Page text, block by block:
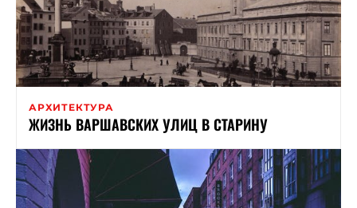
АРХИТЕКТУРА
ЖИЗНЬ ВАРШАВСКИХ УЛИЦ В СТАРИНУ